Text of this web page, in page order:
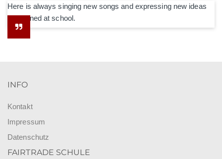
Here is always singing new songs and expressing new ideas
he learned at school.
INFO
Kontakt
Impressum
Datenschutz
FAIRTRADE SCHULE